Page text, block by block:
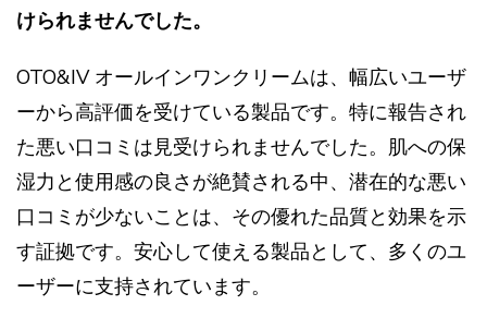
けられませんでした。
OTO&IV オールインワンクリームは、幅広いユーザ
ーから高評価を受けている製品です。特に報告され
た悪い口コミは見受けられませんでした。肌への保
湿力と使用感の良さが絶賛される中、潜在的な悪い
口コミが少ないことは、その優れた品質と効果を示
す証拠です。安心して使える製品として、多くのユ
ーザーに支持されています。